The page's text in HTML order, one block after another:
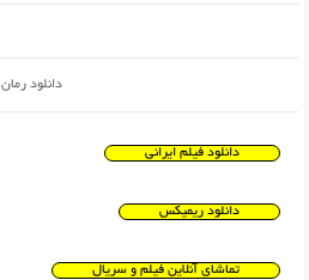
دانلود رمان
دانلود فیلم ایرانی
دانلود ریمیکس
تماشای آنلاین فیلم و سریال